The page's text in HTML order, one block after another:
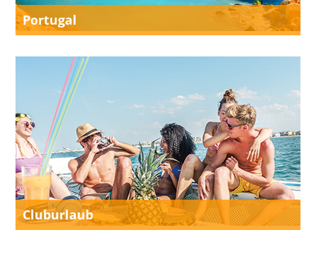
Portugal
Cluburlaub